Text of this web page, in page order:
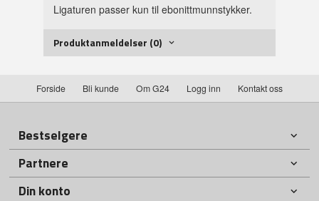
Ligaturen passer kun til ebonittmunnstykker.
Produktanmeldelser (0)
Forside Bli kunde Om G24 Logg inn Kontakt oss
Bestselgere
Partnere
Din konto